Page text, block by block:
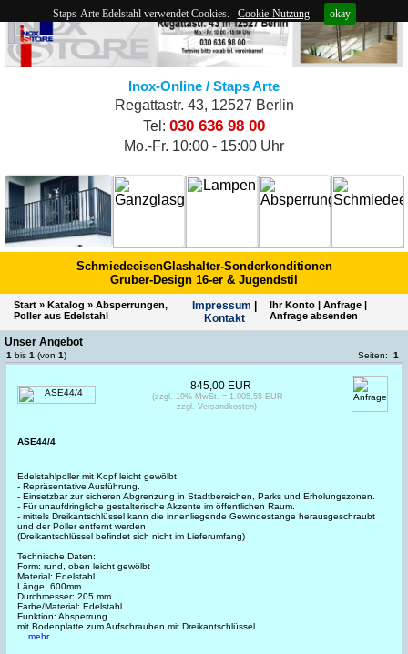
Staps-Arte Edelstahl verwendet Cookies. Cookie-Nutzung okay
Inox-Online / Staps Arte
Regattastr. 43, 12527 Berlin
Tel: 030 636 98 00
Mo.-Fr. 10:00 - 15:00 Uhr
SchmiedeeisenGlashalter-Sonderkonditionen
Gruber-Design 16-er & Jugendstil
Start » Katalog » Absperrungen,
Poller aus Edelstahl
Impres­sum
Kontakt
Ihr Konto |Anfrage |
Anfrage absenden
Unser Angebot
1 bis 1 (von 1) Seiten: 1
ASE44/4
Edelstahlpoller mit Kopf leicht gewölbt
- Repräsentative Ausführung.
- Einsetzbar zur sicheren Abgrenzung in Stadtbereichen, Parks und Erholungszonen.
- Für unaufdringliche gestalterische Akzente im öffentlichen Raum.
- mittels Dreikantschlüssel kann die innenliegende Gewindestange herausgeschraubt
und der Poller entfernt werden
(Dreikantschlüssel befindet sich nicht im Lieferumfang)
Technische Daten:
Form: rund, oben leicht gewölbt
Material: Edelstahl
Länge: 600mm
Durchmesser: 205 mm
Farbe/Material: Edelstahl
Funktion: Absperrung
mit Bodenplatte zum Aufschrauben mit Dreikantschlüssel
... mehr
845,00 EUR
(zzgl. 19% MwSt. = 1.005,55 EUR
zzgl. Versandkosten)